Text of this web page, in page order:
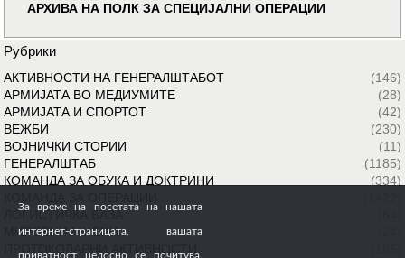
АРХИВА НА ПОЛК ЗА СПЕЦИЈАЛНИ ОПЕРАЦИИ
Рубрики
АКТИВНОСТИ НА ГЕНЕРАЛШТАБОТ
(146)
АРМИЈАТА ВО МЕДИУМИТЕ
(28)
АРМИЈАТА И СПОРТОТ
(42)
ВЕЖБИ
(230)
ВОЈНИЧКИ СТОРИИ
(11)
ГЕНЕРАЛШТАБ
(1185)
КОМАНДА ЗА ОБУКА И ДОКТРИНИ
(334)
ЛОГИСТИЧКА БАЗА
МИРОВНИ МИСИИ
За време на посетата на нашата
интернет-страницата, вашата
приватност целосно се почитува.